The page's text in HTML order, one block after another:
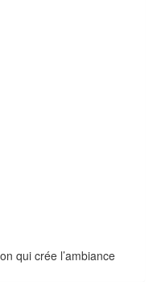
qui crée l’ambiance